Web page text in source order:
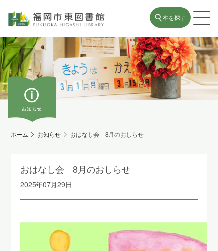
本を探す
ホーム お知らせ おはなし会 8月のおしらせ
おはなし会 8月のおしらせ
2025年07月29日